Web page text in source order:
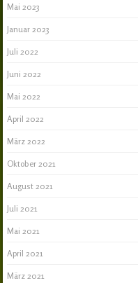
Mai 2023
Januar 2023
Juli 2022
Juni 2022
Mai 2022
April 2022
März 2022
Oktober 2021
August 2021
Juli 2021
Mai 2021
April 2021
März 2021